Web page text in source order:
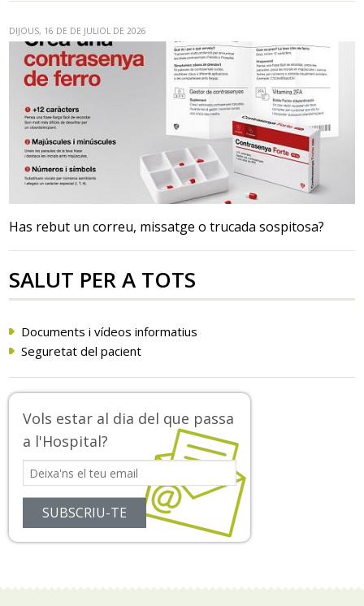
DIJOUS, 16 DE DE JULIOL DE 2026
Has rebut un correu, missatge o trucada sospitosa?
SALUT PER A TOTS
Documents i vídeos informatius
Seguretat del pacient
Vols estar al dia del que passa
a l'Hospital?